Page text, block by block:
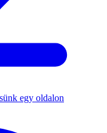
egy oldalon